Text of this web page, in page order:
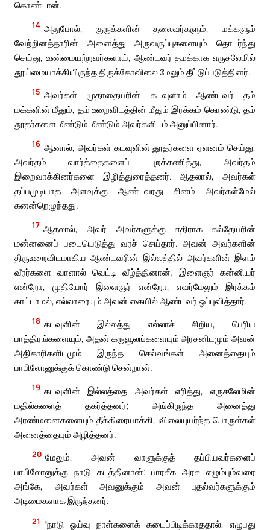
கொண்டான்.
14 அதுபோல், குருக்களின் தலைவர்களும், மக்களும்
வேற்றினத்தாரின் அனைத்து அருவருப்புகளையும் தொடர்ந்து
செய்து, உண்மையற்றவர்களாய், ஆண்டவர் தமக்காக எருசலேமில்
தூய்மையாக்கியிருந்த திருக்கோவிலை மேலும் தீட்டுப்படுத்தினர்.
15 அவர்கள் மூதாதையரின் கடவுளாம் ஆண்டவர் தம்
மக்களின் மீதும், தம் உறைவிடத்தின் மீதும் இரக்கம் கொண்டு, தம்
தூதர்களை மீண்டும் மீண்டும் அவர்களிடம் அனுப்பினார்.
16 ஆனால், அவர்கள் கடவுளின் தூதர்களை ஏளனம் செய்து,
அவர்தம் வார்த்தைகளைப் புறக்கணித்து, அவர்தம்
இறைவாக்கினர்களை இழித்துரைத்தனர். ஆதலால், அவர்கள்
தப்பமுடியாத அளவுக்கு ஆண்டவரது சினம் அவர்கள்மேல்
கனன்றெழுந்தது.
17 ஆதலால், அவர் அவர்களுக்கு எதிராக கல்தேயரின்
மன்னனைப் படையெடுத்து வரச் செய்தார். அவன் அவர்களின்
திருஉறைவிடமாகிய ஆண்டவரின் இல்லத்தில் அவர்களின் இளம்
வீரர்களை வாளால் வெட்டி வீழ்த்தினான்; இளைஞர் கன்னியர்
என்றோ, முதியோர் இளைஞர் என்றோ, எவர்மேலும் இரக்கம்
காட்டாமல், எல்லாரையும் அவன் கையில் ஆண்டவர் ஒப்புவித்தார்.
18 கடவுளின் இல்லத்து எல்லாச் சிறிய, பெரிய
பாத்திரங்களையும், அதன் கருவூலங்களையும் அரசனிடமும் அவன்
அதிகாரிகளிடமும் இருந்த செல்வங்கள் அனைத்தையும்
பாபிலோனுக்குக் கொண்டு சென்றான்.
19 கடவுளின் இல்லத்தை அவர்கள் எரித்து, எருசலேமின்
மதில்களைத் தகர்த்தனர்; அங்கிருந்த அனைத்து
அரண்மனைகளையும் தீக்கிரையாக்கி, விலையுயர்ந்த பொருள்கள்
அனைத்தையும் அழித்தனர்.
20 மேலும், அவன் வாளுக்குத் தப்பியவர்களைப்
பாபிலோனுக்கு நாடு கடத்தினான்; பாரசீக அரசு எழும்பும்வரை
அங்கே, அவர்கள் அவனுக்கும் அவன் புதல்வர்களுக்கும்
அடிமைகளாக இருந்தனர்.
21 “நாடு ஓய்வு நாள்களைக் கடைப்பிடிக்காததால், எழுபது